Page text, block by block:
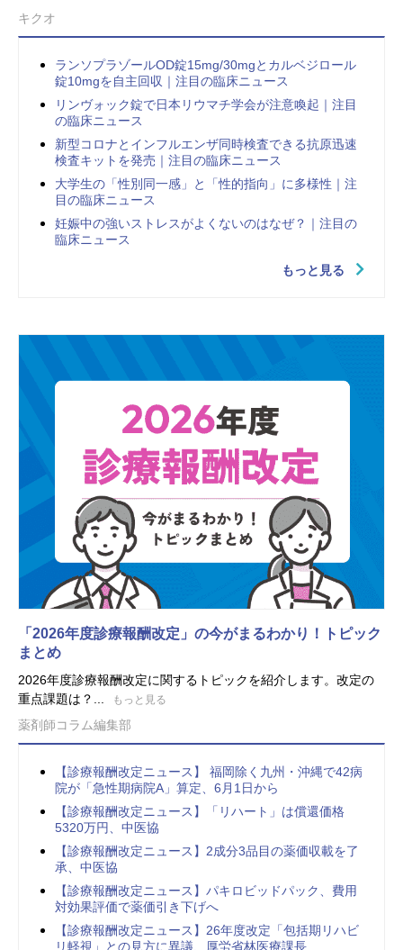
キクオ
ランソプラゾールOD錠15mg/30mgとカルベジロール
錠10mgを自主回収｜注目の臨床ニュース
リンヴォック錠で日本リウマチ学会が注意喚起｜注目
の臨床ニュース
新型コロナとインフルエンザ同時検査できる抗原迅速
検査キットを発売｜注目の臨床ニュース
大学生の「性別同一感」と「性的指向」に多様性｜注
目の臨床ニュース
妊娠中の強いストレスがよくないのはなぜ？｜注目の
臨床ニュース
もっと見る
「2026年度診療報酬改定」の今がまるわかり！トピック
まとめ
2026年度診療報酬改定に関するトピックを紹介します。改定の
重点課題は？...
もっと見る
薬剤師コラム編集部
【診療報酬改定ニュース】 福岡除く九州・沖縄で42病
院が「急性期病院A」算定、6月1日から
【診療報酬改定ニュース】「リハート」は償還価格
5320万円、中医協
【診療報酬改定ニュース】2成分3品目の薬価収載を了
承、中医協
【診療報酬改定ニュース】パキロビッドパック、費用
対効果評価で薬価引き下げへ
【診療報酬改定ニュース】26年度改定「包括期リハビ
リ軽視」との見方に異議、厚労省林医療課長